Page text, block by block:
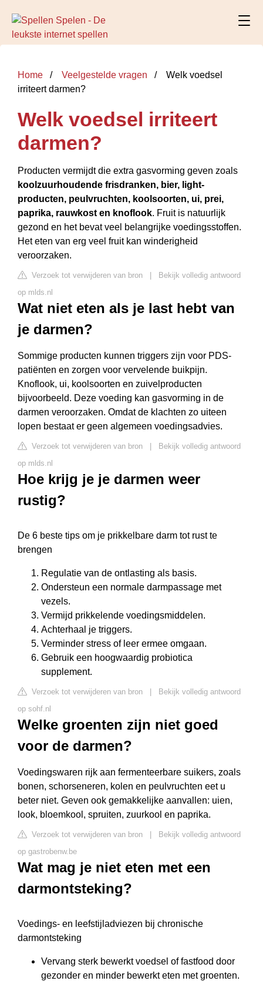
Home Veelgestelde vragen
Welk voedsel
irriteert darmen?
Welk voedsel irriteert
darmen?
Producten vermijdt die extra gasvorming geven zoals
koolzuurhoudende frisdranken, bier, light-
producten, peulvruchten, koolsoorten, ui, prei,
paprika, rauwkost en knoflook. Fruit is natuurlijk
gezond en het bevat veel belangrijke voedingsstoffen.
Het eten van erg veel fruit kan winderigheid
veroorzaken.
Verzoek tot verwijderen van bron
Bekijk volledig antwoord
op mlds.nl
Wat niet eten als je last hebt van
je darmen?
Sommige producten kunnen triggers zijn voor PDS-
patiënten en zorgen voor vervelende buikpijn.
Knoflook, ui, koolsoorten en zuivelproducten
bijvoorbeeld. Deze voeding kan gasvorming in de
darmen veroorzaken. Omdat de klachten zo uiteen
lopen bestaat er geen algemeen voedingsadvies.
Verzoek tot verwijderen van bron
Bekijk volledig antwoord
op mlds.nl
Hoe krijg je je darmen weer
rustig?
De 6 beste tips om je prikkelbare darm tot rust te
brengen
Regulatie van de ontlasting als basis.
Ondersteun een normale darmpassage met
vezels.
Vermijd prikkelende voedingsmiddelen.
Achterhaal je triggers.
Verminder stress of leer ermee omgaan.
Gebruik een hoogwaardig probiotica
supplement.
Verzoek tot verwijderen van bron
Bekijk volledig antwoord
op sohf.nl
Welke groenten zijn niet goed
voor de darmen?
Voedingswaren rijk aan fermenteerbare suikers, zoals
bonen, schorseneren, kolen en peulvruchten eet u
beter niet. Geven ook gemakkelijke aanvallen: uien,
look, bloemkool, spruiten, zuurkool en paprika.
Verzoek tot verwijderen van bron
Bekijk volledig antwoord
op gastrobenw.be
Wat mag je niet eten met een
darmontsteking?
Voedings- en leefstijladviezen bij chronische
darmontsteking
Vervang sterk bewerkt voedsel of fastfood door
gezonder en minder bewerkt eten met groenten.